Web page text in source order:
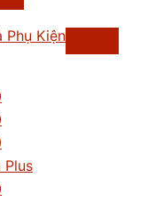
Phụ Kiện
Plus